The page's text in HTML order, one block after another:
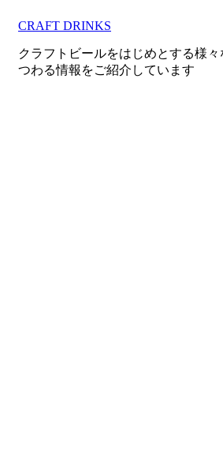
CRAFT DRINKS
クラフトビールをはじめとする様
つわる情報をご紹介しています